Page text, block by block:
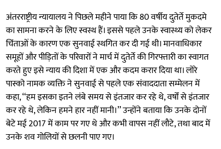
अंतरराष्ट्रीय न्यायालय ने पिछले महीने पाया कि 80 वर्षीय दुतेर्ते मुकदमे
का सामना करने के लिए स्वस्थ हैं। इससे पहले उनके स्वास्थ्य को लेकर
चिंताओं के कारण एक सुनवाई स्थगित कर दी गई थी। मानवाधिकार
समूहों और पीड़ितों के परिवारों ने मार्च में दुतेर्ते की गिरफ्तारी का स्वागत
करते हुए इसे न्याय की दिशा में एक और कदम करार दिया था। लोरे
पास्को नामक व्यक्ति ने सुनवाई से पहले एक संवाददाता सम्मेलन में
कहा, ‘‘हम इसका इतने लंबे समय से इंतजार कर रहे थे, वर्षों से इंतजार
कर रहे थे, लेकिन हमने हार नहीं मानी।’’ उन्होंने बताया कि उनके दोनों
बेटे मई 2017 में काम पर गए थे और कभी वापस नहीं लौटे, तथा बाद में
उनके शव गोलियों से छलनी पाए गए।